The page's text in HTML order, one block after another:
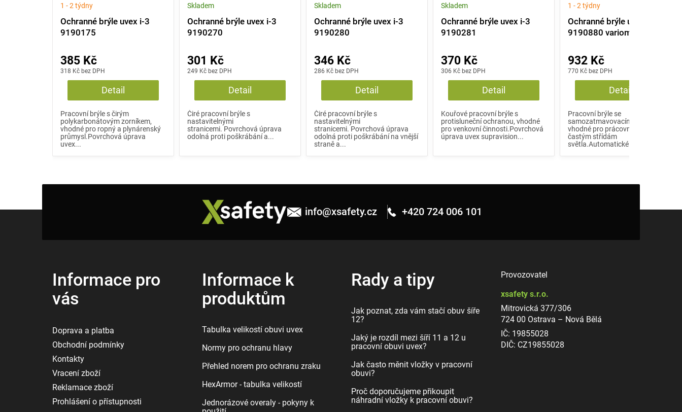
Ochranné brýle uvex i-3
9190175
1 - 2 týdny
318 Kč bez DPH
385 Kč
Detail
Pracovní brýle s čirým
polykarbonátovým zorníkem,
vhodné pro ropný a plynárenský
průmysl.Povrchová úprava
uvex...
Ochranné brýle uvex i-3
9190270
Skladem
249 Kč bez DPH
301 Kč
Detail
Čiré pracovní brýle s
nastavitelnými
stranicemi. Povrchová úprava
odolná proti poškrábání a...
Ochranné brýle uvex i-3
9190280
Skladem
286 Kč bez DPH
346 Kč
Detail
Čiré pracovní brýle s
nastavitelnými
stranicemi. Povrchová úprava
odolná proti poškrábání na vnější
straně a...
Ochranné brýle uvex i-3
9190281
Skladem
306 Kč bez DPH
370 Kč
Detail
Kouřové pracovní brýle s
protisluneční ochranou, vhodné
pro venkovní činnosti.Povrchová
úprava uvex supravision...
Ochranné brýle uvex i-3
9190880 variomatic
1 - 2 týdny
770 Kč bez DPH
932 Kč
Detail
Pracovní brýle se
samozatmavovacím zorníkem,
vhodné pro prácovní činnosti s
častým střídám
světla.Automatické...
info@xsafety.cz +420 724 006 101
Informace pro
vás
Doprava a platba
Obchodní podmínky
Kontakty
Vracení zboží
Reklamace zboží
Prohlášení o přístupnosti
Informace k
produktům
Tabulka velikostí obuvi uvex
Normy pro ochranu hlavy
Přehled norem pro ochranu zraku
HexArmor - tabulka velikostí
Jednorázové overaly - pokyny k
Rady a tipy
Jak poznat, zda vám stačí obuv šíře
12?
Jaký je rozdíl mezi šíří 11 a 12 u
pracovní obuvi uvex?
Jak často měnit vložky v pracovní
obuvi?
Proč doporučujeme přikoupit
náhradní vložky k pracovní obuvi?
Provozovatel
xsafety s.r.o.
Mitrovická 377/306
724 00 Ostrava – Nová Bělá
IČ: 19855028
DIČ: CZ19855028